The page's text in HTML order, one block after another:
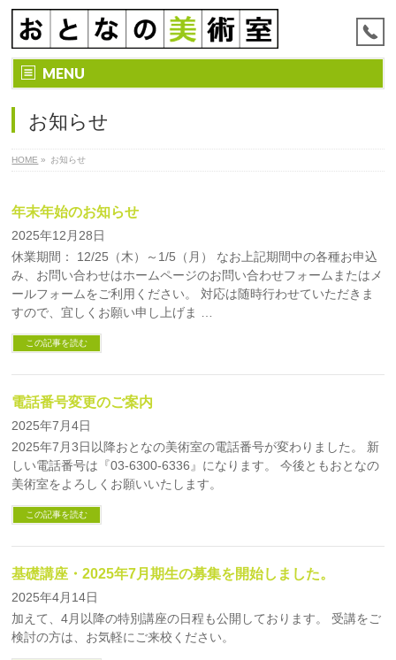
MENU
お知らせ
HOME » お知らせ
年末年始のお知らせ
2025年12月28日
休業期間： 12/25（木）～1/5（月） なお上記期間中の各種お申込
み、お問い合わせはホームページのお問い合わせフォームまたはメ
ールフォームをご利用ください。 対応は随時行わせていただきま
すので、宜しくお願い申し上げま …
この記事を読む
電話番号変更のご案内
2025年7月4日
2025年7月3日以降おとなの美術室の電話番号が変わりました。 新
しい電話番号は『03-6300-6336』になります。 今後ともおとなの
美術室をよろしくお願いいたします。
この記事を読む
基礎講座・2025年7月期生の募集を開始しました。
2025年4月14日
加えて、4月以降の特別講座の日程も公開しております。 受講をご
検討の方は、お気軽にご来校ください。